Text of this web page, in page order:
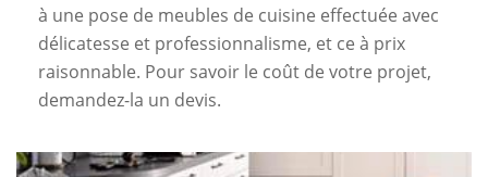
à une pose de meubles de cuisine effectuée avec
délicatesse et professionnalisme, et ce à prix
raisonnable. Pour savoir le coût de votre projet,
demandez-la un devis.